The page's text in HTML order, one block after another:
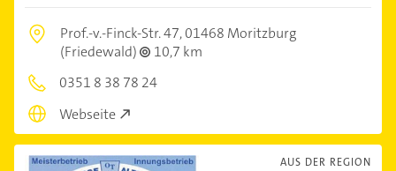
Prof.-v.-Finck-Str. 47,01468 Moritzburg
(Friedewald)
10,7 km
0351 8 38 78 24
Webseite
AUS DER REGION